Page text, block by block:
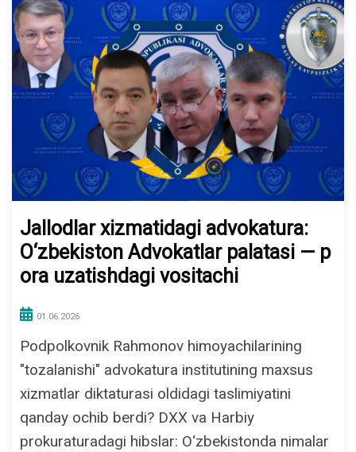
Jallodlar xizmatidagi advokatura:
O‘zbekiston Advokatlar palatasi — p
ora uzatishdagi vositachi
01.06.2026
Podpolkovnik Rahmonov himoyachilarining
"tozalanishi" advokatura institutining maxsus
xizmatlar diktaturasi oldidagi taslimiyatini
qanday ochib berdi? DXX va Harbiy
prokuraturadagi hibslar: O‘zbekistonda nimalar